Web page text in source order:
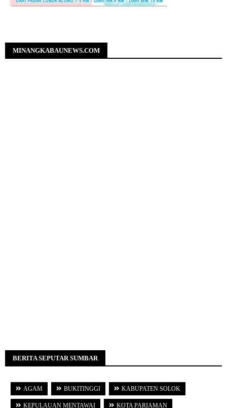
MINANGKABAUNEWS.COM
BERITA SEPUTAR SUMBAR
AGAM BUKITINGGI KABUPATEN SOLOK
KEPULAUAN MENTAWAI KOTA PARIAMAN